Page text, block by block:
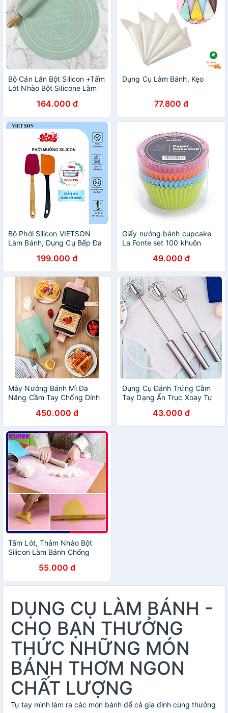
Bộ Cán Lăn Bột Silicon +Tấm
Lót Nhào Bột Silicone Làm
Chống Dính CHịu Nhiệt Tốt-
Hàng Chính Hãng MINIIN
164.000 đ
Dụng Cụ Làm Bánh, Kẹo
77.800 đ
Bộ Phới Silicon VIETSON
Làm Bánh, Dụng Cụ Bếp Đa
199.000 đ
Giấy nướng bánh cupcake
La Fonte set 100 khuôn
49.000 đ
Máy Nướng Bánh Mì Đa
Năng Cầm Tay Chống Dính
Bánh Siêu Nhanh, Chiên
Trứng, Nướng Thịt 2 Mặt
Mini Thế Hệ Mới Máy Nướng
Bánh Mì Sandwich Bánh Kẹp
Đa Năng Dễ Sử Dụng, Rán
Trứng, Rán Thịt Chống Dính
Tuyệt Đối - Hàng chính hãng
450.000 đ
Dụng Cụ Đánh Trứng Cầm
Tay Dạng Ấn Trục Xoay Tự
Không Gỉ 304 Cao Cấp -
Chính Hãng MINIIN
43.000 đ
Tấm Lót, Thảm Nhào Bột
Silicon Làm Bánh Chống
55.000 đ
DỤNG CỤ LÀM BÁNH -
CHO BẠN THƯỞNG
THỨC NHỮNG MÓN
BÁNH THƠM NGON
CHẤT LƯỢNG
Tự tay mình làm ra các món bánh để cả gia đình cùng thưởng